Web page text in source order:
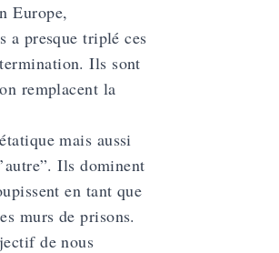
Europe,
a presque triplé ces
Ils sont
remplacent la
mais aussi
Ils dominent
en tant que
murs de prisons.
de nous